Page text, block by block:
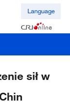
Language
sił w